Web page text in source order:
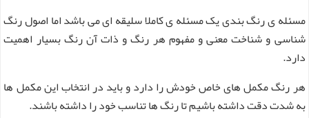
مسئله ی رنگ بندی یک مسئله ی کاملا سلیقه ای می باشد اما اصول رنگ
شناسی و شناخت معنی و مفهوم هر رنگ و ذات آن رنگ بسیار اهمیت
دارد.
هر رنگ مکمل های خاص خودش را دارد و باید در انتخاب این مکمل ها
به شدت دقت داشته باشیم تا رنگ ها تناسب خود را داشته باشند.